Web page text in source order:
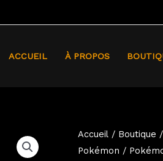
ACCUEIL À PROPOS
Accueil / Boutique /
Pokémon /
quantité
de